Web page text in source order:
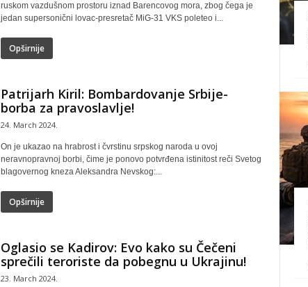
ruskom vazdušnom prostoru iznad Barencovog mora, zbog čega je
jedan supersonični lovac-presretač MiG-31 VKS poleteo i...
Opširnije
Patrijarh Kiril: Bombardovanje Srbije-
borba za pravoslavlje!
24. March 2024.
On je ukazao na hrabrost i čvrstinu srpskog naroda u ovoj
neravnopravnoj borbi, čime je ponovo potvrđena istinitost reči Svetog
blagovernog kneza Aleksandra Nevskog:...
Opširnije
Oglasio se Kadirov: Evo kako su Čečeni
sprečili teroriste da pobegnu u Ukrajinu!
23. March 2024.